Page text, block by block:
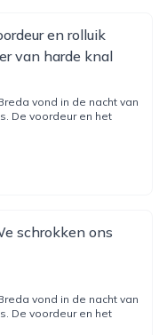
en rolluik
van harde knal
vond in de nacht van
De voordeur en het
schrokken ons
vond in de nacht van
De voordeur en het